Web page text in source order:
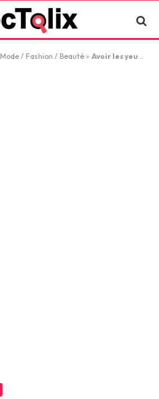
Mode / Fashion / Beauté » Avoir les yeux hazel : ce qui se cache derrière le regard caméléon